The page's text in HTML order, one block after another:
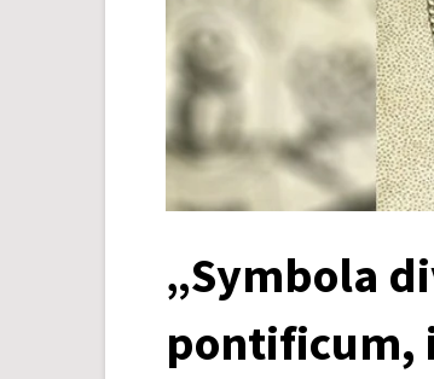
„Symbola
pontificum,